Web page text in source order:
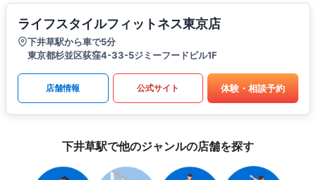
ライフスタイルフィットネス東京店
下井草駅から車で5分
東京都杉並区荻窪4-33-5ジミーフードビル1F
店舗情報 公式サイト 体験・相談予約
下井草駅で他のジャンルの店舗を探す